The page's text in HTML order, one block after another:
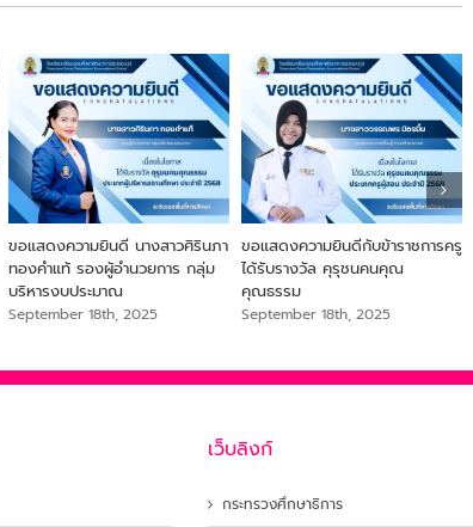
ขอแสดงความยินดี นางสาวศิรินภา
ทองคำแท้ รองผู้อำนวยการ กลุ่ม
บริหารงบประมาณ
September 18th, 2025
ขอแสดงความยินดีกับข้าราชการครู
ได้รับรางวัล คุรุชนคนคุณ
คุณธรรม
September 18th, 2025
เว็บลิงก์
กระทรวงศึกษาธิการ